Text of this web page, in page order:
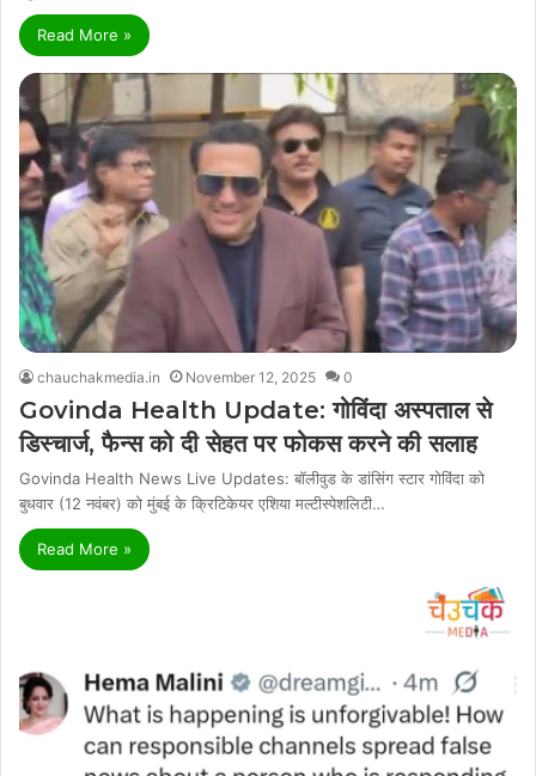
Read More »
chauchakmedia.in November 12, 2025 0
Govinda Health Update: गोविंदा अस्पताल से
डिस्चार्ज, फैन्स को दी सेहत पर फोकस करने की सलाह
Govinda Health News Live Updates: बॉलीवुड के डांसिंग स्टार गोविंदा को
बुधवार (12 नवंबर) को मुंबई के क्रिटिकेयर एशिया मल्टीस्पेशलिटी…
Read More »